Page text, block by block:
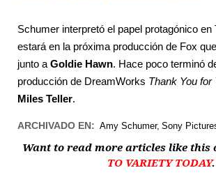
Schumer interpretó el papel protagónico
estará en la próxima producción de Fox
junto a Goldie Hawn. Hace poco terminó
producción de DreamWorks Thank You for
Miles Teller.
ARCHIVADO EN: Amy Schumer Sony
Want to read more articles like this
TO VARIETY TODAY.